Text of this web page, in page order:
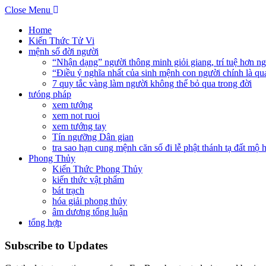
Close Menu
Home
Kiến Thức Tử Vi
mệnh số đời người
“Nhận dạng” người thông minh giỏi giang, trí tuệ hơn
“Điều ý nghĩa nhất của sinh mệnh con người chính là
7 quy tắc vàng làm người không thể bỏ qua trong đời
tưóng pháp
xem tướng
xem not ruoi
xem tướng tay
Tín ngưỡng Dân gian
tra sao hạn cung mệnh căn số đi lễ phật thánh tạ đất mộ
Phong Thủy
Kiến Thức Phong Thủy
kiến thức vật phẩm
bát trạch
hóa giải phong thủy
âm dương tổng luận
tổng hợp
Subscribe to Updates